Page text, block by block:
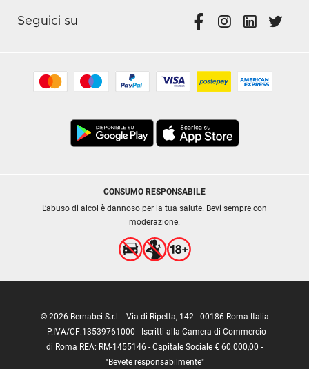
Seguici su
CONSUMO RESPONSABILE
L’abuso di alcol è dannoso per la tua salute. Bevi sempre con
moderazione.
© 2026 Bernabei S.r.l. - Via di Ripetta, 142 - 00186 Roma Italia
- P.IVA/CF:13539761000 - Iscritti alla Camera di Commercio
di Roma REA: RM-1455146 - Capitale Sociale € 60.000,00 -
"Bevete responsabilmente"